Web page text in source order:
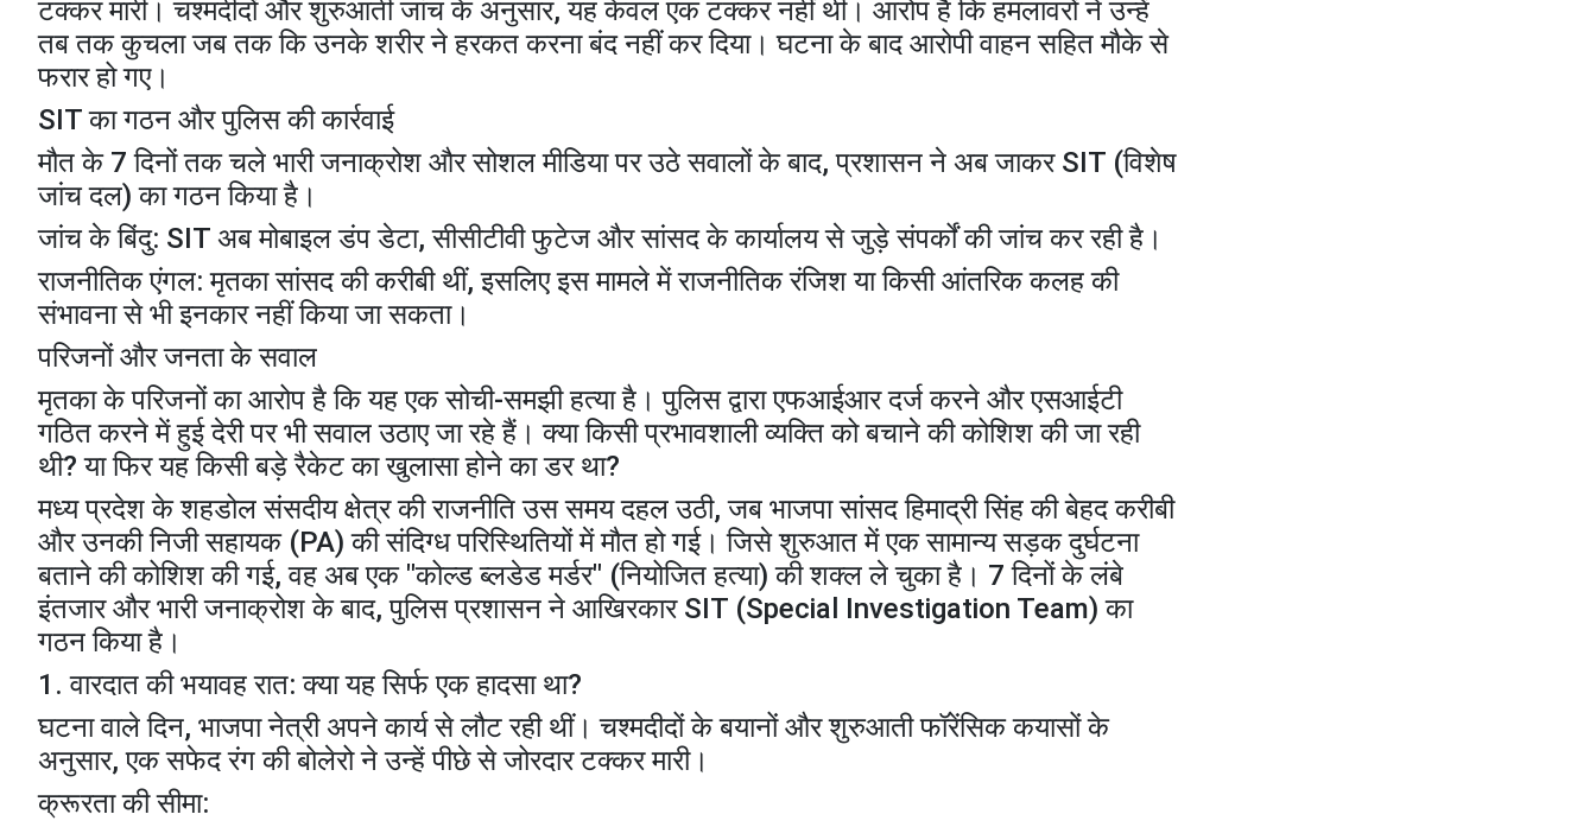
टक्कर मारी। चश्मदीदों और शुरुआती जांच के अनुसार, यह केवल एक टक्कर नहीं थी। आरोप है कि हमलावरों ने उन्हें
तब तक कुचला जब तक कि उनके शरीर ने हरकत करना बंद नहीं कर दिया। घटना के बाद आरोपी वाहन सहित मौके से
फरार हो गए।
​SIT का गठन और पुलिस की कार्रवाई
​मौत के 7 दिनों तक चले भारी जनाक्रोश और सोशल मीडिया पर उठे सवालों के बाद, प्रशासन ने अब जाकर SIT (विशेष
जांच दल) का गठन किया है।
​जांच के बिंदु: SIT अब मोबाइल डंप डेटा, सीसीटीवी फुटेज और सांसद के कार्यालय से जुड़े संपर्कों की जांच कर रही है।
​राजनीतिक एंगल: मृतका सांसद की करीबी थीं, इसलिए इस मामले में राजनीतिक रंजिश या किसी आंतरिक कलह की
संभावना से भी इनकार नहीं किया जा सकता।
​परिजनों और जनता के सवाल
​मृतका के परिजनों का आरोप है कि यह एक सोची-समझी हत्या है। पुलिस द्वारा एफआईआर दर्ज करने और एसआईटी
गठित करने में हुई देरी पर भी सवाल उठाए जा रहे हैं। क्या किसी प्रभावशाली व्यक्ति को बचाने की कोशिश की जा रही
थी? या फिर यह किसी बड़े रैकेट का खुलासा होने का डर था?
मध्य प्रदेश के शहडोल संसदीय क्षेत्र की राजनीति उस समय दहल उठी, जब भाजपा सांसद हिमाद्री सिंह की बेहद करीबी
और उनकी निजी सहायक (PA) की संदिग्ध परिस्थितियों में मौत हो गई। जिसे शुरुआत में एक सामान्य सड़क दुर्घटना
बताने की कोशिश की गई, वह अब एक "कोल्ड ब्लडेड मर्डर" (नियोजित हत्या) की शक्ल ले चुका है। 7 दिनों के लंबे
इंतजार और भारी जनाक्रोश के बाद, पुलिस प्रशासन ने आखिरकार SIT (Special Investigation Team) का
गठन किया है।
​1. वारदात की भयावह रात: क्या यह सिर्फ एक हादसा था?
​घटना वाले दिन, भाजपा नेत्री अपने कार्य से लौट रही थीं। चश्मदीदों के बयानों और शुरुआती फॉरेंसिक कयासों के
अनुसार, एक सफेद रंग की बोलेरो ने उन्हें पीछे से जोरदार टक्कर मारी।
​क्रूरता की सीमा: